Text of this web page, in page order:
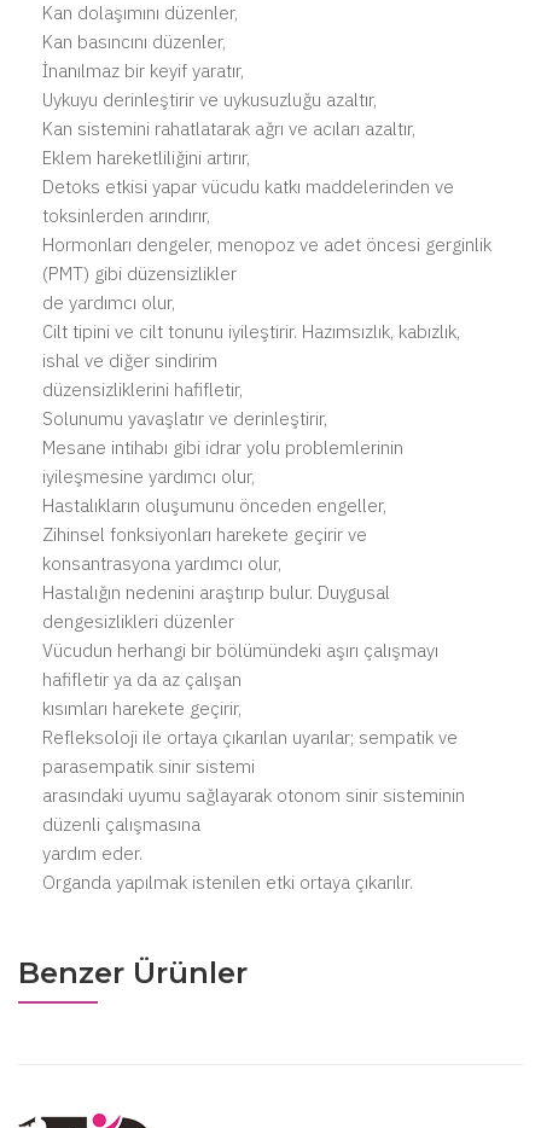
Kan dolaşımını düzenler,
Kan basıncını düzenler,
İnanılmaz bir keyif yaratır,
Uykuyu derinleştirir ve uykusuzluğu azaltır,
Kan sistemini rahatlatarak ağrı ve acıları azaltır,
Eklem hareketliliğini artırır,
Detoks etkisi yapar vücudu katkı maddelerinden ve
toksinlerden arındırır,
Hormonları dengeler, menopoz ve adet öncesi gerginlik
(PMT) gibi düzensizlikler
de yardımcı olur,
Cilt tipini ve cilt tonunu iyileştirir. Hazımsızlık, kabızlık,
ishal ve diğer sindirim
düzensizliklerini hafifletir,
Solunumu yavaşlatır ve derinleştirir,
Mesane intihabı gibi idrar yolu problemlerinin
iyileşmesine yardımcı olur,
Hastalıkların oluşumunu önceden engeller,
Zihinsel fonksiyonları harekete geçirir ve
konsantrasyona yardımcı olur,
Hastalığın nedenini araştırıp bulur. Duygusal
dengesizlikleri düzenler
Vücudun herhangi bir bölümündeki aşırı çalışmayı
hafifletir ya da az çalışan
kısımları harekete geçirir,
Refleksoloji ile ortaya çıkarılan uyarılar; sempatik ve
parasempatik sinir sistemi
arasındaki uyumu sağlayarak otonom sinir sisteminin
düzenli çalışmasına
yardım eder.
Organda yapılmak istenilen etki ortaya çıkarılır.
Benzer Ürünler